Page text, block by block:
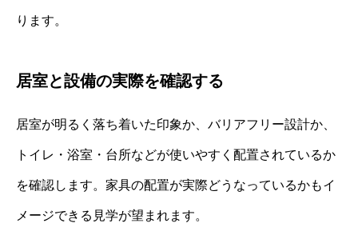
ります。
居室と設備の実際を確認する
居室が明るく落ち着いた印象か、バリアフリー設計か、
トイレ・浴室・台所などが使いやすく配置されているか
を確認します。家具の配置が実際どうなっているかもイ
メージできる見学が望まれます。